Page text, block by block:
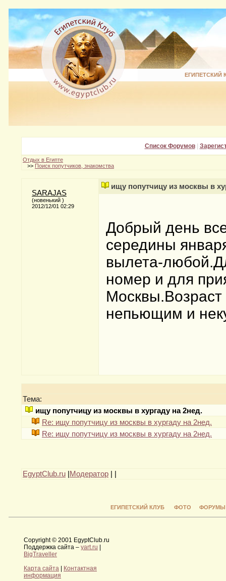
ЕГИПЕТСКИЙ
Список Форумов|
Отдых в Египте
>> Поиск попутчиков, знакомства
SARAJAS
(новенький )
2012/12/01 02:29
ищу попутчицу из москвы в
Добрый день
середины
вылета-
номер и для
непьющим и
Тема:
ищу попутчицу из москвы в хургаду на 2нед.
Re: ищу попутчицу из москвы в хургаду на 2нед.
Re: ищу попутчицу из москвы в хургаду на 2нед.
EgyptClub.ru Модератор
ЕГИПЕТСКИЙ КЛУБ ФОТО ФОРУМЫ
Copyright © 2001 EgyptClub.ru
Поддержка сайта – yart.ru |
BigTraveller
Карта сайта | Контактная
информация